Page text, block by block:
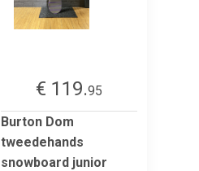
€ 119.95
Burton Dom
tweedehands
snowboard junior